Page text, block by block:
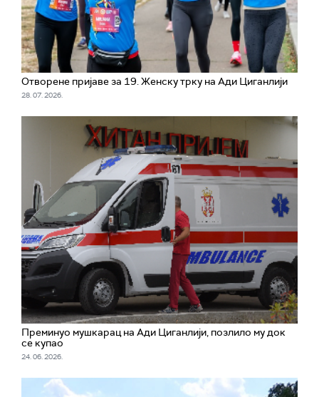
Отворене пријаве за 19. Женску трку на Ади Циганлији
28. 07. 2026.
Преминуо мушкарац на Ади Циганлији, позлило му док
се купао
24. 06. 2026.